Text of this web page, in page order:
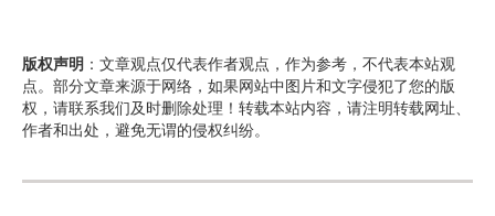
版权声明 ：文章观点仅代表作者观点，作为参考，不代表本站观
点。部分文章来源于网络，如果网站中图片和文字侵犯了您的版
权，请联系我们及时删除处理！转载本站内容，请注明转载网址、
作者和出处，避免无谓的侵权纠纷。